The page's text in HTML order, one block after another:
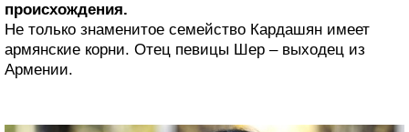
происхождения.
Не только знаменитое семейство Кардашян имеет
армянские корни. Отец певицы Шер – выходец из
Армении.